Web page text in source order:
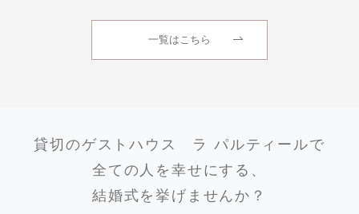
一覧はこちら
貸切のゲストハウス ラ パルティールで
全ての人を幸せにする、
結婚式を挙げませんか？